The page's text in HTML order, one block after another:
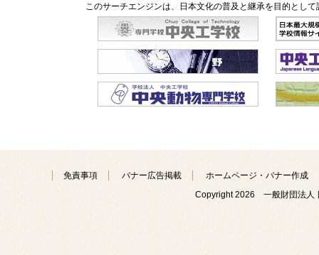
このサーチエンジンは、日本文化の普及と継承を目的とし
免責事項 バナー広告掲載
ホームページ・バナー作成
Copyright2026 一般財団法人